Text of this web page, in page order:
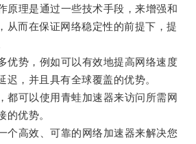
理是通过一些技术手段，来增强和
从而在保证网络稳定性的前提下，提
势，例如可以有效地提高网络速度
迟，并且具有全球覆盖的优势。
可以使用青蛙加速器来访问所需网
的优势。
高效、可靠的网络加速器来解决您